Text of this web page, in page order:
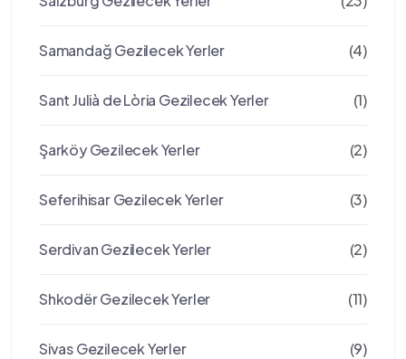
Samandağ Gezilecek Yerler (4)
Sant Julià de Lòria Gezilecek Yerler (1)
Şarköy Gezilecek Yerler (2)
Seferihisar Gezilecek Yerler (3)
Serdivan Gezilecek Yerler (2)
Shkodër Gezilecek Yerler (11)
Sivas Gezilecek Yerler (9)